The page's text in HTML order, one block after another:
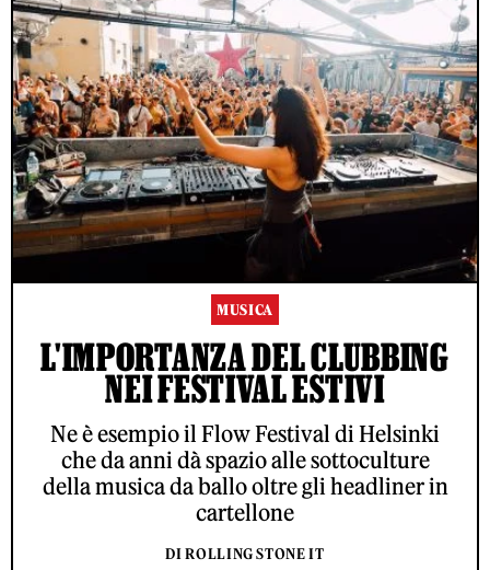
MUSICA
L'IMPORTANZA DEL CLUBBING
NEI FESTIVAL ESTIVI
Ne è esempio il Flow Festival di Helsinki
che da anni dà spazio alle sottoculture
della musica da ballo oltre gli headliner in
cartellone
DI ROLLING STONE IT